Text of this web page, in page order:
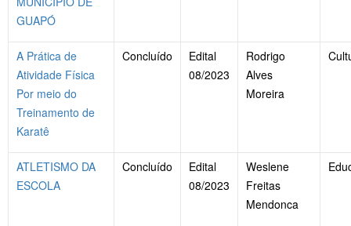
GUAPÓ
A Prática de
Atividade Física
Por meio do
Treinamento de
Karatê
Concluído
Edital
08/2023
Rodrigo
Alves
Moreira
ATLETISMO DA
ESCOLA
Concluído
Edital
08/2023
Weslene
Freitas
Mendonca